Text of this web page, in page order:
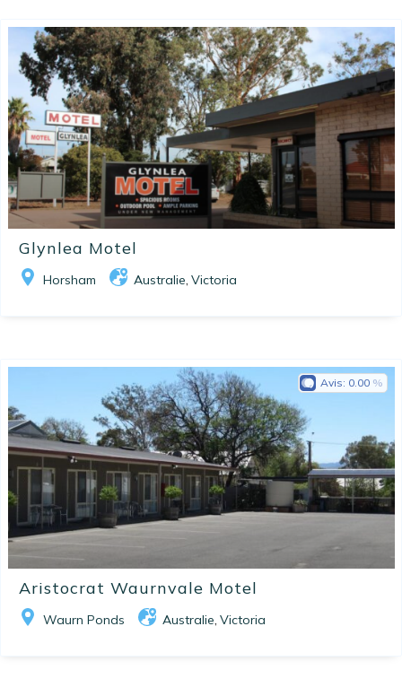
Glynlea Motel
Horsham Australie, Victoria
Aristocrat Waurnvale Motel
Waurn Ponds Australie, Victoria
Avis: 0.00